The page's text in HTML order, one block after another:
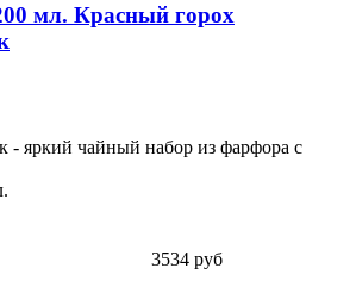
мл. Красный горох
- яркий чайный набор из фарфора с
3534 руб